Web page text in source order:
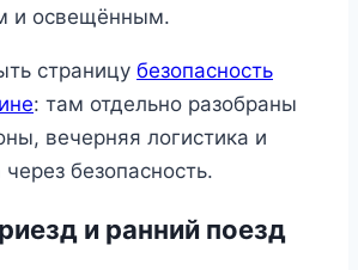
и освещённым.
страницу безопасность
: там отдельно разобраны
вечерняя логистика и
безопасность.
и ранний поезд